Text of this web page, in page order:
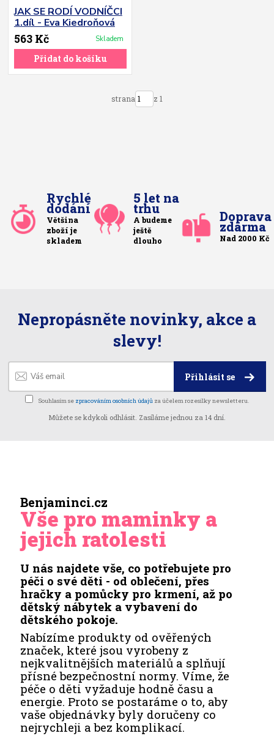
JAK SE RODÍ VODNÍČCI
1.díl - Eva Kiedroňová
563 Kč Skladem
Přidat do košíku
strana z 1
Rychlé
dodání
Většina
zboží je
skladem
5 let na
trhu
A budeme
ještě
dlouho
Doprava
zdarma
Nad 2000 Kč
Nepropásněte novinky, akce a
slevy!
Přihlásit se
Souhlasím se zpracováním osobních údajů za účelem rozesílky newsletteru.
Můžete se kdykoli odhlásit. Zasíláme jednou za 14 dní.
Benjaminci.cz
Vše pro maminky a
jejich ratolesti
U nás najdete vše, co potřebujete pro
péči o své děti - od oblečení, přes
hračky a pomůcky pro krmení, až po
dětský nábytek a vybavení do
dětského pokoje.
Nabízíme produkty od ověřených
značek, které jsou vyrobeny z
nejkvalitnějších materiálů a splňují
přísné bezpečnostní normy. Víme, že
péče o děti vyžaduje hodně času a
energie. Proto se postaráme o to, aby
vaše objednávky byly doručeny co
nejrychleji a bez komplikací.